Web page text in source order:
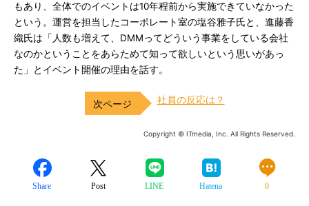
もあり、全体でのイベントは10年程前から実施できていなかった
という。運営を担当したコーポレート室の塩谷雅子氏と、進藤香
織氏は「人数も増えて、DMMってどういう事業をしている会社
なのかということをあらためて知って欲しいという思いがあっ
た」とイベント開催の理由を話す。
社員の反応は？
Copyright © ITmedia, Inc. All Rights Reserved.
Share Post LINE Hatena 0